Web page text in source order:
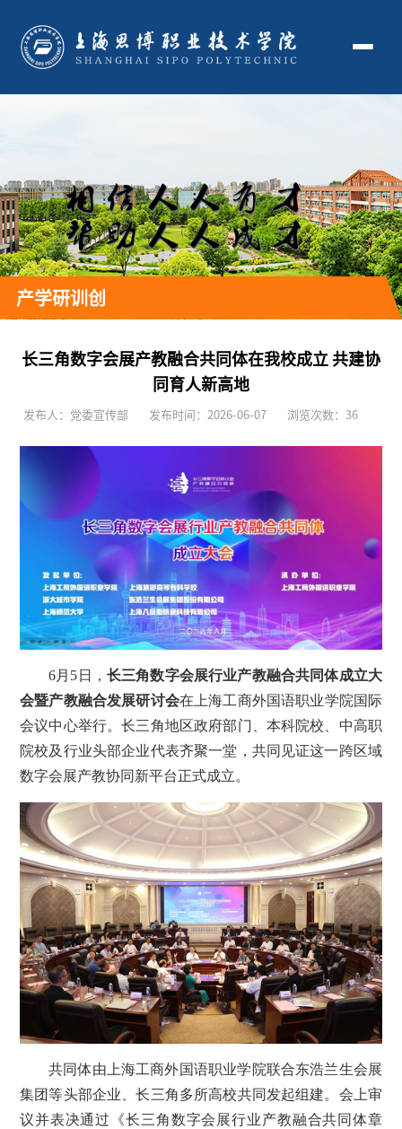
产学研训创
长三角数字会展产教融合共同体在我校成立 共建协
同育人新高地
发布人：党委宣传部 发布时间：2026-06-07 浏览次数： 36
6月5日， 长三角数字会展行业产教融合共同体成立大
会暨产教融合发展研讨会在上海工商外国语职业学院国际
会议中心举行。长三角地区政府部门、本科院校、中高职
院校及行业头部企业代表齐聚一堂，共同见证这一跨区域
数字会展产教协同新平台正式成立。
共同体由上海工商外国语职业学院联合东浩兰生会展
集团等头部企业、长三角多所高校共同发起组建。会上审
议并表决通过《长三角数字会展行业产教融合共同体章